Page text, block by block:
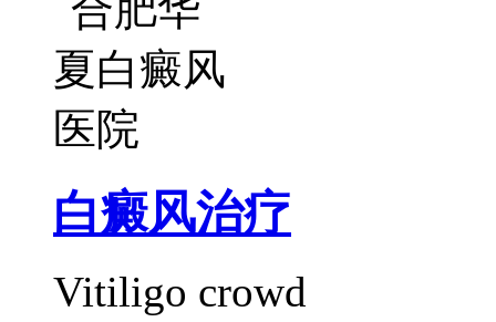
白癜风治疗
Vitiligo crowd